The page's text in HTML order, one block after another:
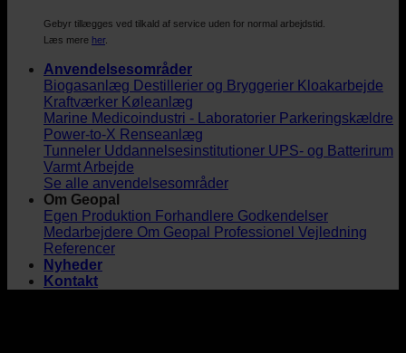
Gebyr tillægges ved tilkald af service uden for normal arbejdstid.
Læs mere her.
Anvendelsesområder
Biogasanlæg Destillerier og Bryggerier Kloakarbejde
Kraftværker Køleanlæg
Marine Medicoindustri - Laboratorier Parkeringskældre
Power-to-X Renseanlæg
Tunneler Uddannelsesinstitutioner UPS- og Batterirum
Varmt Arbejde
Se alle anvendelsesområder
Om Geopal
Egen Produktion Forhandlere Godkendelser
Medarbejdere Om Geopal
Professionel Vejledning
Referencer
Nyheder
Kontakt